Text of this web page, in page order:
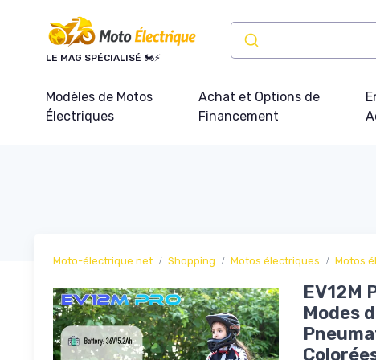
LE MAG SPÉCIALISÉ 🏍️⚡
Modèles de Motos
Électriques
Achat et Options de
Financement
Moto-électrique.net Shopping Motos électriques Motos
EV12M
Modes